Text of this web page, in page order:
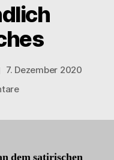
7. Dezember 2020
zu
dem satirischen